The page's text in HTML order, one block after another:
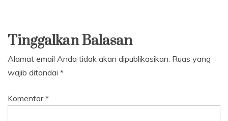
Tinggalkan Balasan
Alamat email Anda tidak akan dipublikasikan. Ruas yang
wajib ditandai *
Komentar*